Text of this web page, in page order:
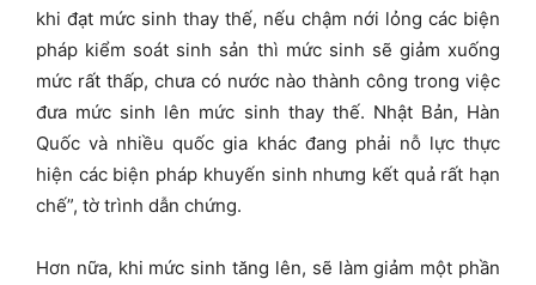
khi đạt mức sinh thay thế, nếu chậm nới lỏng các biện
pháp kiểm soát sinh sản thì mức sinh sẽ giảm xuống
mức rất thấp, chưa có nước nào thành công trong việc
đưa mức sinh lên mức sinh thay thế. Nhật Bản, Hàn
Quốc và nhiều quốc gia khác đang phải nỗ lực thực
hiện các biện pháp khuyến sinh nhưng kết quả rất hạn
chế”, tờ trình dẫn chứng.
Hơn nữa, khi mức sinh tăng lên, sẽ làm giảm một phần